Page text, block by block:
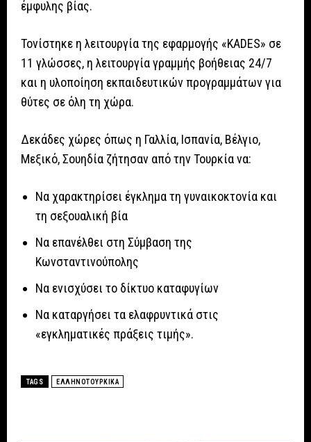
έμφυλης βίας.
Τονίστηκε η λειτουργία της εφαρμογής «KADES» σε
11 γλώσσες, η λειτουργία γραμμής βοήθειας 24/7
και η υλοποίηση εκπαιδευτικών προγραμμάτων για
θύτες σε όλη τη χώρα.
Δεκάδες χώρες όπως η Γαλλία, Ισπανία, Βέλγιο,
Μεξικό, Σουηδία ζήτησαν από την Τουρκία να:
Να χαρακτηρίσει έγκλημα τη γυναικοκτονία και
τη σεξουαλική βία
Να επανέλθει στη Σύμβαση της
Κωνσταντινούπολης
Να ενισχύσει το δίκτυο καταφυγίων
Να καταργήσει τα ελαφρυντικά στις
«εγκληματικές πράξεις τιμής».
TAGS ΕΛΛΗΝΟΤΟΥΡΚΙΚΑ